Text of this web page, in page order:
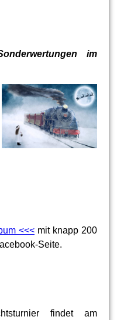
im
<<< mit knapp 200
Seite.
findet am